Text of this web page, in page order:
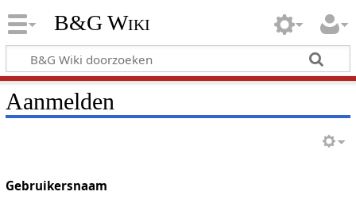
B&G Wiki
Aanmelden
Gebruikersnaam